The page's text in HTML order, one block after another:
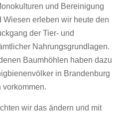
und Bereinigung
Wiesen erleben wir heute den
der Tier- und
Nahrungsgrundlagen.
Baumhöhlen haben dazu
in Brandenburg
vorkommen.
wir das ändern und mit